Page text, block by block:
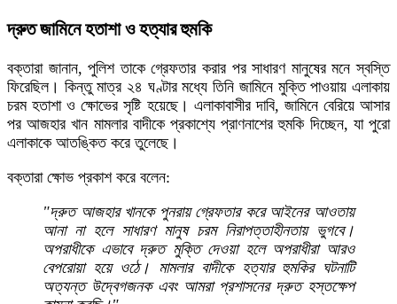
দ্রুত জামিনে হতাশা ও হত্যার হুমকি
বক্তারা জানান, পুলিশ তাকে গ্রেফতার করার পর সাধারণ মানুষের মনে স্বস্তি
ফিরেছিল। কিন্তু মাত্র ২৪ ঘণ্টার মধ্যে তিনি জামিনে মুক্তি পাওয়ায় এলাকায়
চরম হতাশা ও ক্ষোভের সৃষ্টি হয়েছে। এলাকাবাসীর দাবি, জামিনে বেরিয়ে আসার
পর আজহার খান মামলার বাদীকে প্রকাশ্যে প্রাণনাশের হুমকি দিচ্ছেন, যা পুরো
এলাকাকে আতঙ্কিত করে তুলেছে।
বক্তারা ক্ষোভ প্রকাশ করে বলেন:
"দ্রুত আজহার খানকে পুনরায় গ্রেফতার করে আইনের আওতায়
আনা না হলে সাধারণ মানুষ চরম নিরাপত্তাহীনতায় ভুগবে।
অপরাধীকে এভাবে দ্রুত মুক্তি দেওয়া হলে অপরাধীরা আরও
বেপরোয়া হয়ে ওঠে। মামলার বাদীকে হত্যার হুমকির ঘটনাটি
অত্যন্ত উদ্বেগজনক এবং আমরা প্রশাসনের দ্রুত হস্তক্ষেপ